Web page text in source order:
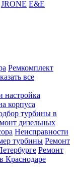
JRONE E&E
Ремкомплект
все
настройка
корпуса
турбины в
дизельных
Неисправности
турбины Ремонт
Ремонт
Краснодаре